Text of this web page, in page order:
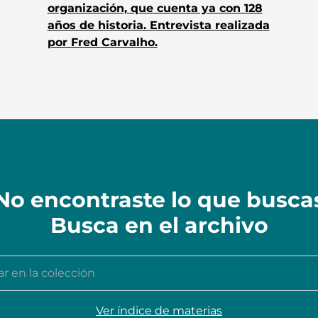
organización, que cuenta ya con 128
años de historia. Entrevista realizada
por Fred Carvalho.
encontraste lo que
Busca en el archivo
la colección
Ver índice de materias